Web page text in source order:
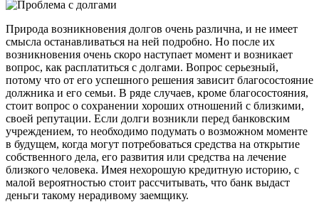
Природа возникновения долгов очень различна, и не имеет
смысла останавливаться на ней подробно. Но после их
возникновения очень скоро наступает момент и возникает
вопрос, как расплатиться с долгами. Вопрос серьезный,
потому что от его успешного решения зависит благосостояние
должника и его семьи. В ряде случаев, кроме благосостояния,
стоит вопрос о сохранении хороших отношений с близкими,
своей репутации. Если долги возникли перед банковским
учреждением, то необходимо подумать о возможном моменте
в будущем, когда могут потребоваться средства на открытие
собственного дела, его развития или средства на лечение
близкого человека. Имея нехорошую кредитную историю, с
малой вероятностью стоит рассчитывать, что банк выдаст
деньги такому нерадивому заемщику.